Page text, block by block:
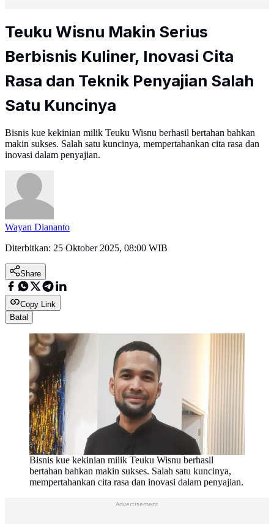
Teuku Wisnu Makin Serius
Berbisnis Kuliner, Inovasi Cita
Rasa dan Teknik Penyajian Salah
Satu Kuncinya
Bisnis kue kekinian milik Teuku Wisnu berhasil bertahan bahkan
makin sukses. Salah satu kuncinya, mempertahankan cita rasa dan
inovasi dalam penyajian.
Wayan Diananto
Diterbitkan: 25 Oktober 2025, 08:00 WIB
Share
Copy Link
Batal
Bisnis kue kekinian milik Teuku Wisnu berhasil
bertahan bahkan makin sukses. Salah satu kuncinya,
mempertahankan cita rasa dan inovasi dalam penyajian.